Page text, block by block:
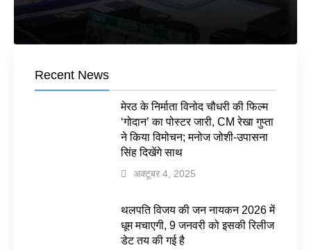
Recent News
मेरठ के निर्माता विनोद चौधरी की फिल्म
‘गोदान’ का पोस्टर जारी, CM रेखा गुप्ता
ने किया विमोचन; मनोज जोशी-उपासना
सिंह दिखेंगे साथ
अक्टूबर 4, 2025
थलपति विजय की जन नायकन 2026 में
धूम मचाएगी, 9 जनवरी को इसकी रिलीज
डेट तय की गई है